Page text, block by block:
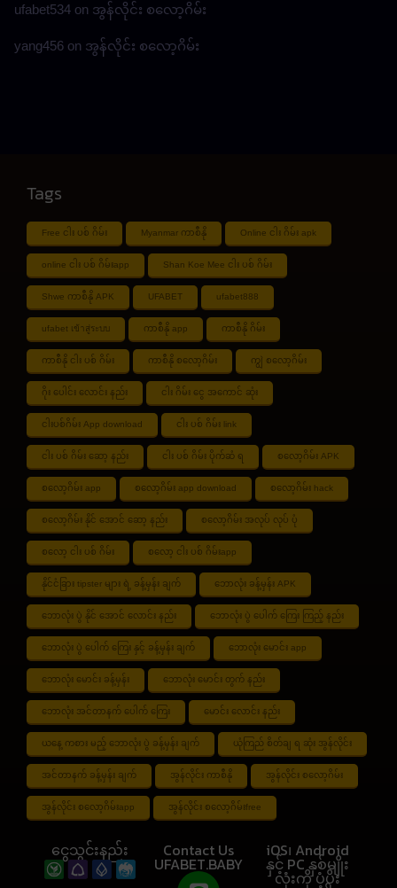
ufabet534 on အွန်လိုင်း စလော့ဂိမ်း
yang456 on အွန်လိုင်း စလော့ဂိမ်း
Tags
Free ငါး ပစ် ဂိမ်း Myanmar ကာစီနို Online ငါး ဂိမ်း apk
online ငါး ပစ် ဂိမ်းapp Shan Koe Mee ငါး ပစ် ဂိမ်း
Shwe ကာစီနို APK UFABET ufabet888
ufabet เข้าสู่ระบบ ကာစီနို app ကာစီနို ဂိမ်း
ကာစီနို ငါး ပစ် ဂိမ်း ကာစီနို စလော့ဂိမ်း ကျွဲ စလော့ဂိမ်း
ဂိုး ပေါင်း လောင်း နည်း ငါး ဂိမ်း ငွေ အကောင် ဆုံး
ငါးပစ်ဂိမ်း App download ငါး ပစ် ဂိမ်း link
ငါး ပစ် ဂိမ်း ဆော့ နည်း ငါး ပစ် ဂိမ်း ပိုက်ဆံ ရ စလော့ဂိမ်း APK
စလော့ဂိမ်း app စလော့ဂိမ်း app download စလော့ဂိမ်း hack
စလော့ဂိမ်း နိုင် အောင် ဆော့ နည်း စလော့ဂိမ်း အလုပ် လုပ် ပုံ
စလော့ ငါး ပစ် ဂိမ်း စလော့ ငါး ပစ် ဂိမ်းapp
နိုင်ငံခြား tipster များ ရဲ့ ခန့်မှန်း ချက် ဘောလုံး ခန့်မှန်း APK
ဘောလုံး ပွဲ နိုင် အောင် လောင်း နည်း ဘောလုံး ပွဲ ပေါက် ကြေး ကြည့် နည်း
ဘောလုံး ပွဲ ပေါက် ကြေး နှင့် ခန့်မှန်း ချက် ဘောလုံး မောင်း app
ဘောလုံး မောင်း ခန့်မှန်း ဘောလုံး မောင်း တွက် နည်း
ဘောလုံး အင်တာနက် ပေါက် ကြေး မောင်း လောင်း နည်း
ယနေ့ ကစား မည့် ဘောလုံး ပွဲ ခန့်မှန်း ချက် ယုံကြည် စိတ်ချ ရ ဆုံး အွန်လိုင်း
အင်တာနက် ခန့်မှန်း ချက် အွန်လိုင်း ကာစီနို အွန်လိုင်း စလော့ဂိမ်း
အွန်လိုင်း စလော့ဂိမ်းapp အွန်လိုင်း စလော့ဂိမ်းfree
ငွေသွင်းနည်း Contact Us
UFABET.BABY
iOS၊ Android
နှင့် PC နှစ်မျိုး
လုံးကို ပံ့ပိုး